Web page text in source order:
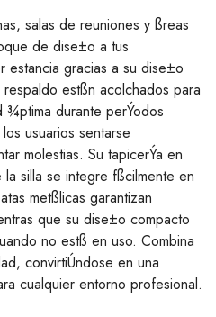
salas de reuniones y ßreas
de dise±o a tus
estancia gracias a su dise±o
estßn acolchados para
durante perÝodos
usuarios sentarse
molestias. Su tapicerÝa en
silla se integre fßcilmente en
metßlicas garantizan
que su dise±o compacto
no estß en uso. Combina
convirtiÚndose en una
cualquier entorno profesional.